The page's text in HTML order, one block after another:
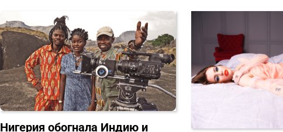
Нигерия обогнала Индию и